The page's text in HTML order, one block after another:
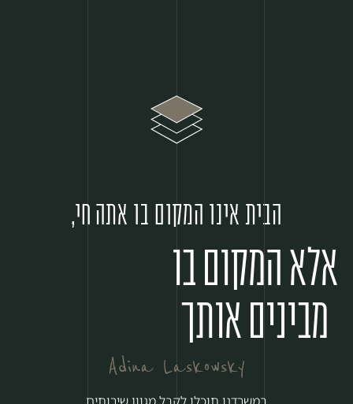
הבית אינו המקום בו אתה חי,
אלא המקום בו
מבינים אותך
Adina Laskowsky